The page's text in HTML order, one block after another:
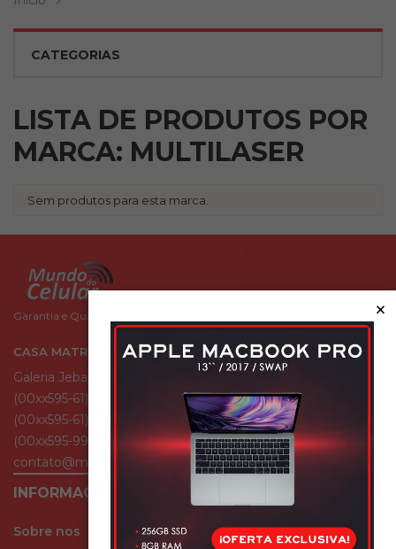
CATEGORIAS
LISTA DE PRODUTOS POR
MARCA: MULTILASER
Sem produtos para esta marca.
Garantia e Qualidade você encontra aqui!
CASA MATRIZ
Galeria Jebai Center
(00xx595-61) 501 054
(00xx595-61) 510 539
(00xx595-994) 329 275
contato@mundodocelular.com
INFORMAÇÃO
Sobre nos
×